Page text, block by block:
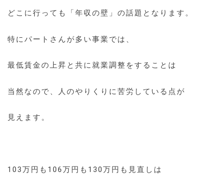
どこに行っても「年収の壁」の話題となります。
特にパートさんが多い事業では、
最低賃金の上昇と共に就業調整をすることは
当然なので、人のやりくりに苦労している点が
見えます。
103万円も106万円も130万円も見直しは